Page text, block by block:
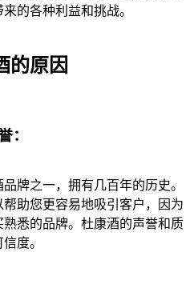
的各种利益和挑战。
原因
：
之一，拥有几百年的历史。
助您更容易地吸引客户，因为
悉的品牌。杜康酒的声誉和质
度。